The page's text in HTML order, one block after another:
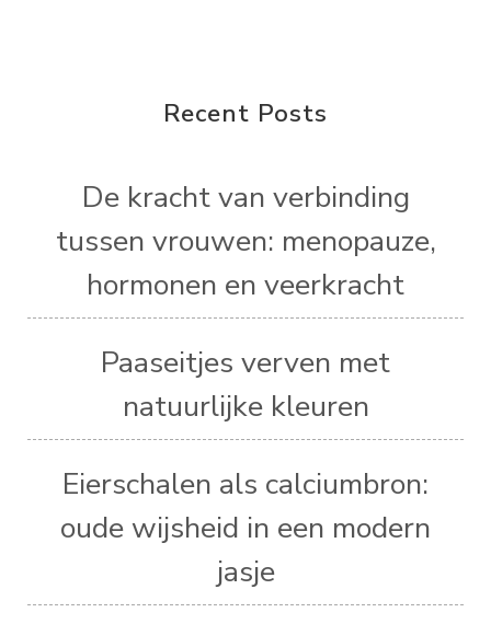
Recent Posts
De kracht van verbinding
tussen vrouwen: menopauze,
hormonen en veerkracht
Paaseitjes verven met
natuurlijke kleuren
Eierschalen als calciumbron:
oude wijsheid in een modern
jasje